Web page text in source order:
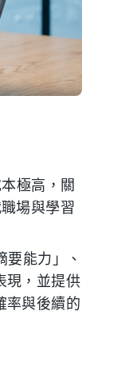
極高，關
場與學習
能力」、
現，並提供
率與後續的